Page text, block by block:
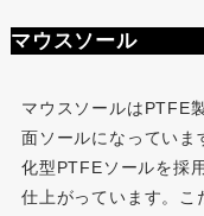
マウスソール
マウスソールはPTFE
面ソールになっていま
化型PTFEソールを採
仕上がっています。こ